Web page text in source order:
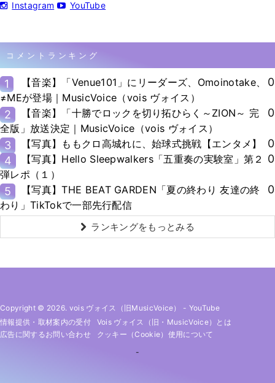
Instagram YouTube
コメントランキング
1
【音楽】「Venue101」にリーダーズ、Omoinotake、
≠MEが登場｜MusicVoice（vois ヴォイス）
0
2
【音楽】「十勝でロックを切り拓ひらく～ZION～ 完
全版」放送決定｜MusicVoice（vois ヴォイス）
0
3 【写真】ももクロ高城れに、始球式挑戦【エンタメ】
0
4
【写真】Hello Sleepwalkers「五重奏の実験室」第２
弾レポ（１）
0
5
【写真】THE BEAT GARDEN「夏の終わり 友達の終
わり」TikTokで一部先行配信
0
ランキングをもっとみる
Copyright © 2026. vois ヴォイス（旧MusicVoice） - YouTube
情報提供・取材案内の受付
Vois ヴォイス（旧・MusicVoice）とは
広告に関するお問い合わせ
クッキー（cookie）使用について
-